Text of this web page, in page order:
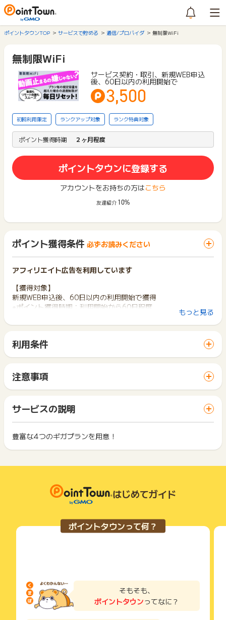
ポイントタウンTOP サービスで貯める 通信/プロバイダ 無制限WiFi
無制限WiFi
サービス契約・取引、新規WEB申込
後、60日以内の利用開始で
3,500
初回利用限定 ランクアップ対象 ランク特典対象
ポイント獲得時期 ２ヶ月程度
ポイントタウンに登録する
アカウントをお持ちの方はこちら
友達紹介 10%
ポイント獲得条件 必ずお読みください
アフィリエイト広告を利用しています
【獲得対象】
新規WEB申込後、60日以内の利用開始で獲得
※ポイント獲得時期：利用開始から60日程度
▼成果までの流れ
2.60日以内の利用開始で獲得
【獲得対象外条件】
・1世帯2回以上の申込
・不正、いたずら
・悪戯・重複・虚偽
・キャンセルなど
・獲得条件達成後にポイントが未付与の場合、ポイントタウン
のお問合せフォームよりご連絡ください。
・直接スポンサーサイトへ問い合わせることはお控えくださ
・(申込日)
もっと見る
利用条件
サイトに移動してからお申し込みやお買い物が完了するまでの
間に、同じブラウザ（※）で他のサイトに移動した場合はポイン
ト獲得ができません。
「 サイトへ行ってポイントGET 」ボタンを押した時とサービ
ス・お買い物利用時で、デバイス・ブラウザが異なる場合はポ
イント獲得ができません。
2回以上同じお買い物・サービスをご利用される場合は、毎回
ポイントタウンに戻り、「 サイトへ行ってポイントGET 」ボ
得無効」となる可能性があります。
・同一端末や同一世帯で、繰り返し利用不可のサービス・お買
い物を複数回ご利用された場合
て一度でも同サービス・お買い物を利用されたことがある場合
ご利用前には、Cookieの削除をおこなっていただくことを推奨
ださい。
各サービス・お買い物に掲載されている獲得条件を必ずよくお
読みください。
注意事項
一部のサービスにつきましては、1商品につき10円単位の金額
は切り捨てとなります。
ポイント獲得が1ポイント未満のものは切り捨てとなり、ポイ
ント履歴には記載されません。
につきましては、ポイントタウンのポイント獲得の対象には含
商品の交換や一部でもキャンセルされた場合、ポイントが無効
になる可能性もございます。
各サービス・お買い物の獲得ポイントや獲得条件、キャンペー
れた時点の条件が適用されます。
条件を達成しているかどうかは各広告主ではなく、代理店が行
り、急遽終了となる場合がございます。
広告に遷移しない場合は掲載が終了となっておりポイントが獲
得できませんので、ご注意くださいませ。
サービスの説明
豊富な4つのギガプランを用意！
はじめてガイド
ポイントタウンって何？
そもそも、
ポイントタウンってなに？